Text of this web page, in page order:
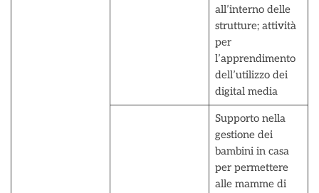
all’interno delle
strutture; attività
per
l’apprendimento
dell’utilizzo dei
digital media
Supporto nella
gestione dei
bambini in casa
per permettere
alle mamme di